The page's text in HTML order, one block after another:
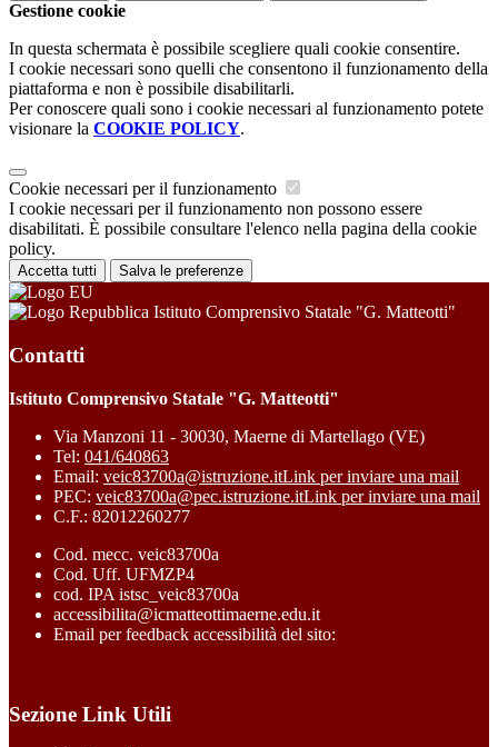
Gestione cookie
In questa schermata è possibile scegliere quali cookie consentire.
I cookie necessari sono quelli che consentono il funzionamento della
piattaforma e non è possibile disabilitarli.
Per conoscere quali sono i cookie necessari al funzionamento potete
visionare la COOKIE POLICY.
Cookie necessari per il funzionamento
I cookie necessari per il funzionamento non possono essere
disabilitati. È possibile consultare l'elenco nella pagina della cookie
policy.
Accetta tutti Salva le preferenze
Istituto Comprensivo Statale "G. Matteotti"
Contatti
Istituto Comprensivo Statale "G. Matteotti"
Via Manzoni 11 - 30030, Maerne di Martellago (VE)
Tel: 041/640863
Email: veic83700a@istruzione.itLink per inviare una mail
PEC: veic83700a@pec.istruzione.itLink per inviare una mail
C.F.: 82012260277
Cod. mecc. veic83700a
Cod. Uff. UFMZP4
cod. IPA istsc_veic83700a
accessibilita@icmatteottimaerne.edu.it
Email per feedback accessibilità del sito:
Sezione Link Utili